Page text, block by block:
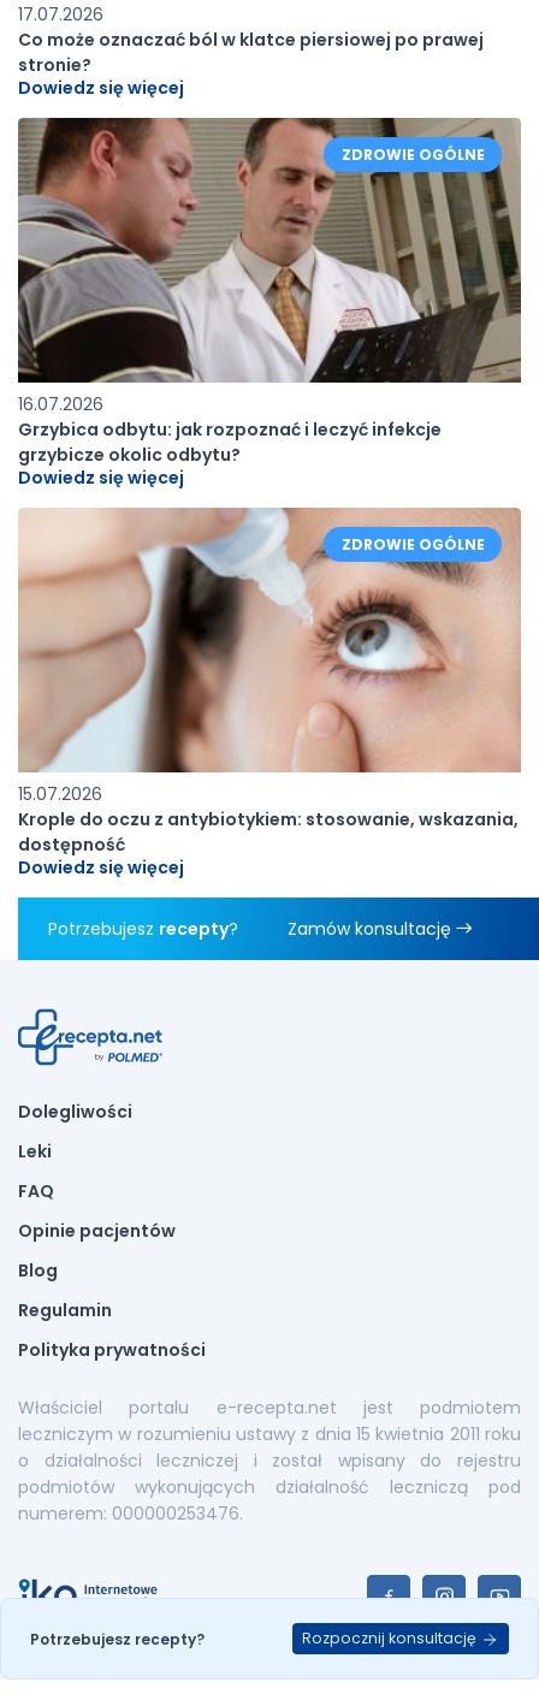
Potrzebujesz recepty? Rozpocznij konsultację
17.07.2026
Co może oznaczać ból w klatce piersiowej po prawej
stronie?
Dowiedz się więcej
16.07.2026
Grzybica odbytu: jak rozpoznać i leczyć infekcje
grzybicze okolic odbytu?
Dowiedz się więcej
ZDROWIE OGÓLNE
15.07.2026
Krople do oczu z antybiotykiem: stosowanie, wskazania,
dostępność
Dowiedz się więcej
ZDROWIE OGÓLNE
Potrzebujesz recepty? Zamów konsultację
Dolegliwości
Leki
FAQ
Opinie pacjentów
Blog
Regulamin
Polityka prywatności
Właściciel portalu e-recepta.net jest podmiotem
leczniczym w rozumieniu ustawy z dnia 15 kwietnia 2011 roku
o działalności leczniczej i został wpisany do rejestru
podmiotów wykonujących działalność leczniczą pod
numerem: 000000253476.
E-recepta.net © 2026. All Rights Reserved |Mapa serwisu